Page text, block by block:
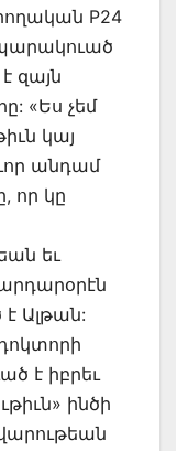
P24
զայն
«Ես չեմ
կայ
անդամ
որ կը
եւ
է Ալթան:
է իբրեւ
ինծի